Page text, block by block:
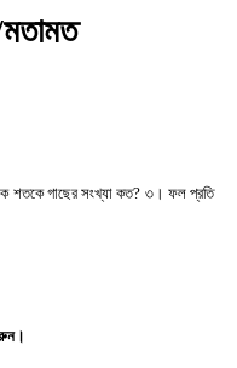
শতকে গাছের সংখ্যা কত? ৩। ফল প্রতি